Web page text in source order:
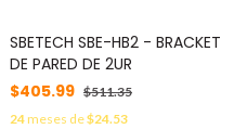
SBETECH SBE-HB2 - BRACKET
DE PARED DE 2UR
$405.99 $511.35
24meses de$24.53